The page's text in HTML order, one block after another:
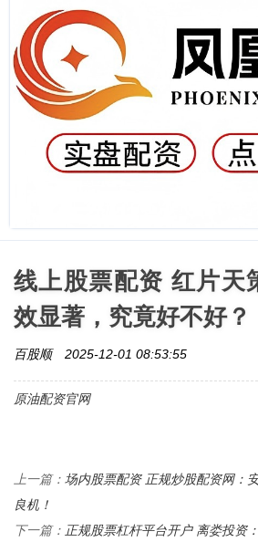
线上股票配资 红片天
效显著，究竟好不好？
百股顺 2025-12-01 08:53:55
原油配资官网
上一篇： 场内股票配资 正规炒股配资网：
良机！
下一篇： 正规股票杠杆平台开户 离娄投资